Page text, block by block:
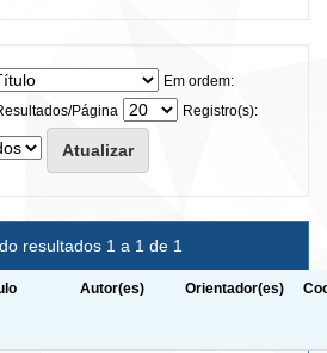
Em ordem:
Página
Registro(s):
resultados 1 a 1 de 1
Autor(es) Orientador(es)